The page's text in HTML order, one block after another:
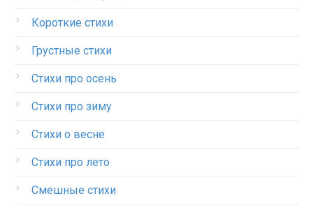
Короткие стихи
Грустные стихи
Стихи про осень
Стихи про зиму
Стихи о весне
Стихи про лето
Смешные стихи